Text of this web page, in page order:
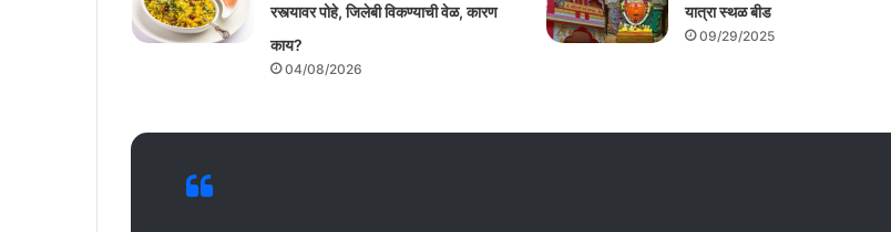
रस्त्यावर पोहे, जिलेबी विकण्याची वेळ, कारण
काय?
04/08/2026
यात्रा स्थळ बीड
09/29/2025